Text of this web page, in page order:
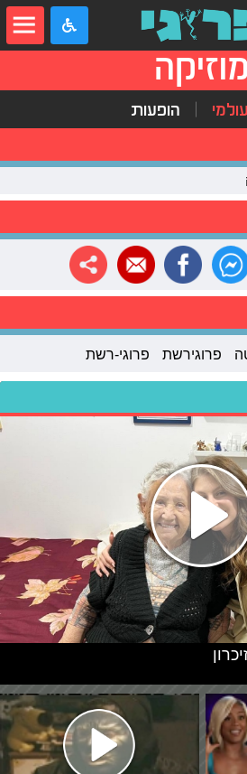
מוזיקה
עולמי הופעות
פרוגירשת פרוגי-רשת